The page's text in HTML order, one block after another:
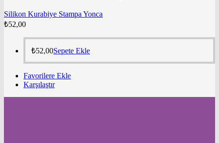
Silikon Kurabiye Stampa Yonca
₺52,00
₺52,00Sepete Ekle
Favorilere Ekle
Karşılaştır